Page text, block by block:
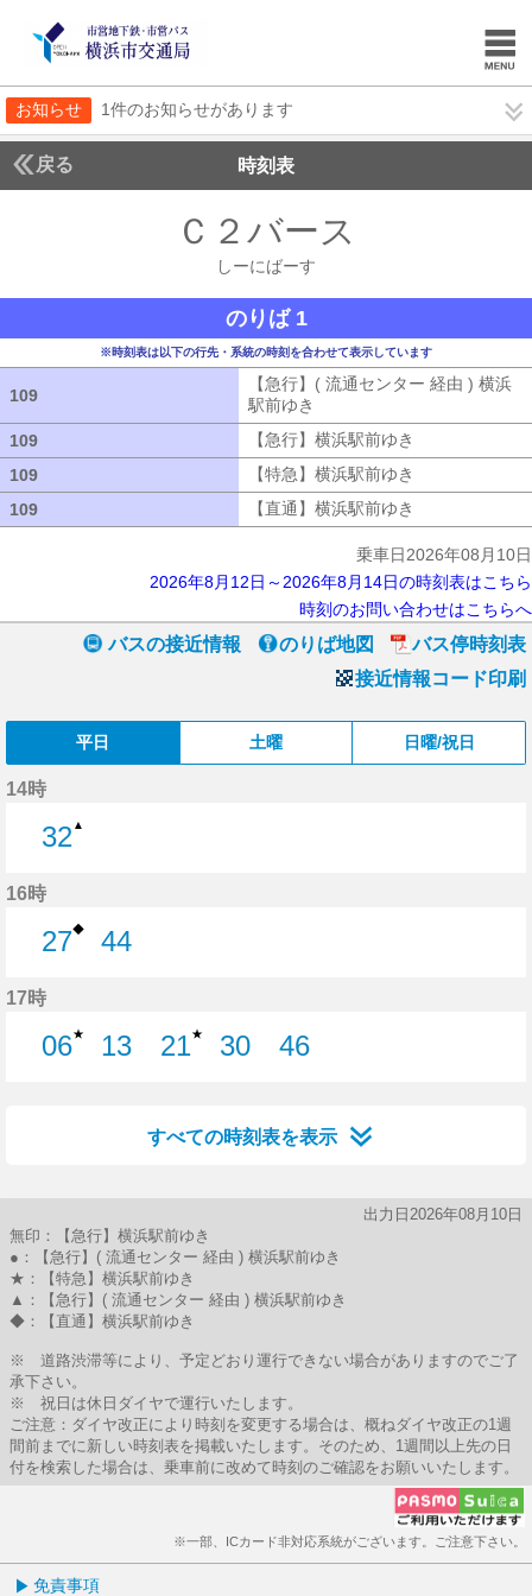
お知らせ 1件のお知らせがあります
戻る 時刻表
Ｃ２バース
しーにばーす
のりば 1
※時刻表は以下の行先・系統の時刻を合わせて表示しています
109
【急行】( 流通センター 経由 ) 横浜
駅前ゆき
109
【急行】横浜駅前ゆき
109
【特急】横浜駅前ゆき
109
【直通】横浜駅前ゆき
乗車日2026年08月10日
2026年8月12日～2026年8月14日の時刻表はこちら
時刻のお問い合わせはこちらへ
バスの接近情報 のりば地図
バス停時刻表
接近情報コード印刷
平日 土曜 日曜/祝日
14時
32▲
16時
27◆
44
17時
06★
13
21★
30
46
すべての時刻表を表示
出力日2026年08月10日
無印：【急行】横浜駅前ゆき
●：【急行】( 流通センター 経由 ) 横浜駅前ゆき
★：【特急】横浜駅前ゆき
▲：【急行】( 流通センター 経由 ) 横浜駅前ゆき
◆：【直通】横浜駅前ゆき
※ 道路渋滞等により、予定どおり運行できない場合がありますのでご了
承下さい。
※ 祝日は休日ダイヤで運行いたします。
ご注意：ダイヤ改正により時刻を変更する場合は、概ねダイヤ改正の1週
間前までに新しい時刻表を掲載いたします。そのため、1週間以上先の日
付を検索した場合は、乗車前に改めて時刻のご確認をお願いいたします。
※一部、ICカード非対応系統がございます。ご注意下さい。
免責事項